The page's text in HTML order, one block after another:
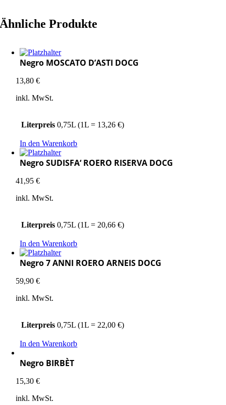
Ähnliche Produkte
Negro MOSCATO D’ASTI DOCG
13,80€
inkl. MwSt.
Literpreis 0,75L (1L = 13,26 €)
In den Warenkorb
Negro SUDISFA‘ ROERO RISERVA DOCG
41,95€
inkl. MwSt.
Literpreis 0,75L (1L = 20,66 €)
In den Warenkorb
Negro 7 ANNI ROERO ARNEIS DOCG
59,90€
inkl. MwSt.
Literpreis 0,75L (1L = 22,00 €)
In den Warenkorb
Negro BIRBÈT
15,30€
inkl. MwSt.